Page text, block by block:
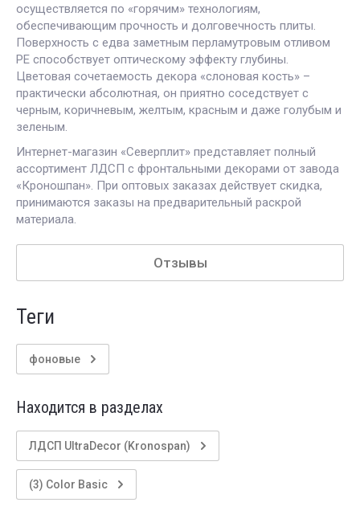
осуществляется по «горячим» технологиям,
обеспечивающим прочность и долговечность плиты.
Поверхность с едва заметным перламутровым отливом
PE способствует оптическому эффекту глубины.
Цветовая сочетаемость декора «слоновая кость» –
практически абсолютная, он приятно соседствует с
черным, коричневым, желтым, красным и даже голубым и
зеленым.
Интернет-магазин «Северплит» представляет полный
ассортимент ЛДСП с фронтальными декорами от завода
«Кроношпан». При оптовых заказах действует скидка,
принимаются заказы на предварительный раскрой
материала.
Отзывы
теги
фоновые
Находится в разделах
ЛДСП UltraDecor (Kronospan)
(3) Color Basic